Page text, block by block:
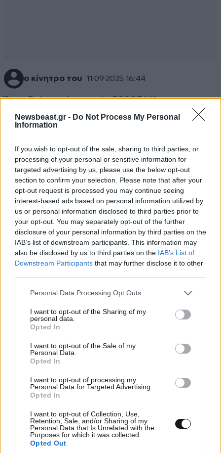
Newsbeast.gr - Do Not Process My Personal
Information
If you wish to opt-out of the sale, sharing to third parties, or
processing of your personal or sensitive information for
targeted advertising by us, please use the below opt-out
section to confirm your selection. Please note that after your
opt-out request is processed you may continue seeing
interest-based ads based on personal information utilized by
us or personal information disclosed to third parties prior to
your opt-out. You may separately opt-out of the further
disclosure of your personal information by third parties on the
IAB’s list of downstream participants. This information may
also be disclosed by us to third parties on the IAB’s List of
Downstream Participants that may further disclose it to other
Please note that this website/app uses one or more Google
not limited to your visit or usage behaviour. You may click to
grant or deny consent to Google and its third-party tags to
use your data for below specified purposes in below Google
consent section.
Personal Data Processing Opt Outs
I want to opt-out of the Sharing of my
personal data.
Opted In
I want to opt-out of the Sale of my
Personal Data.
Opted In
I want to opt-out of processing my
Personal Data for Targeted Advertising.
Opted In
I want to opt-out of Collection, Use,
Retention, Sale, and/or Sharing of my
Personal Data that Is Unrelated with the
Purposes for which it was collected.
Opted Out
ο κίνητρο του 11·09·2025 16:44
Έριον Σ. ήταν ισλαμιστικό... ΣΩΩΩΠΑ!!!!
Απαντήστε
Δερκυλίδας 11·09·2025 16:26
Μπά; Κάνουν τέτοια πράγματα οι οπαδοί του
ειρηνικού ισλάμ;;
Απαντήστε
LIFESTYLE08·08·2026 19:12
Εριέττα Κούρκουλου – Τα 33α γενέθλια και τα